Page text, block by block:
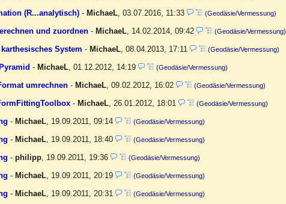
(R...analytisch) - MichaeL ,03.07.2016, 11:33 (Geodäsie/Vermessung)
und zuordnen - MichaeL 14.02.2014, 09:42 (Geodäsie/Vermessung)
System - MichaeL ,08.04.2013, 17:11 (Geodäsie/Vermessung)
- MichaeL ,01.12.2012, 14:19 (Geodäsie/Vermessung)
umrechnen - MichaeL ,09.02.2012, 16:02 (Geodäsie/Vermessung)
- MichaeL 26.01.2012, 18:01 (Geodäsie/Vermessung)
- MichaeL 19.09.2011, 09:14 (Geodäsie/Vermessung)
- MichaeL 19.09.2011, 18:40 (Geodäsie/Vermessung)
-philipp 19.09.2011, 19:36 (Geodäsie/Vermessung)
- MichaeL 19.09.2011, 20:19 (Geodäsie/Vermessung)
- MichaeL 19.09.2011, 20:31 (Geodäsie/Vermessung)